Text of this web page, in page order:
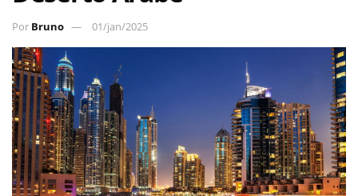
Por Bruno 01/jan/2025